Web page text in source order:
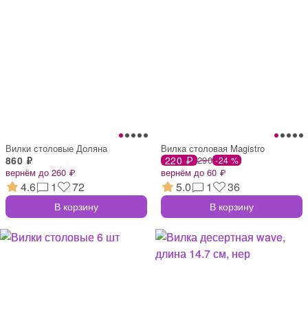
Вилки столовые Доляна
860 ₽
вернём до 260 ₽
4.6 1 72
В корзину
Вилка столовая Magistro
220 ₽ 290 -24 %
вернём до 60 ₽
5.0 1 36
В корзину